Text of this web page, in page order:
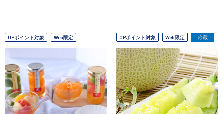
OPポイント対象 Web限定 OPポイント対象 Web限定 冷蔵